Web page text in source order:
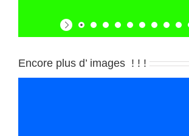
Encore plus d’ images ! ! !